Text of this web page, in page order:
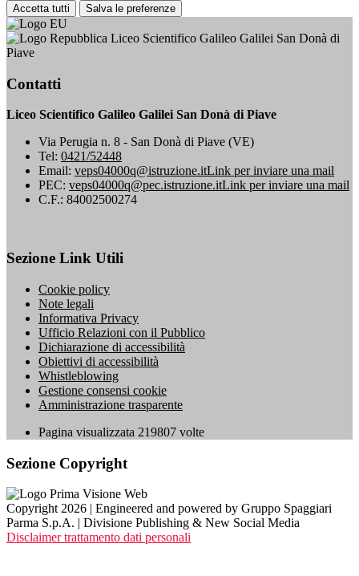
Accetta tutti Salva le preferenze
Liceo Scientifico Galileo Galilei San Donà di
Piave
Contatti
Liceo Scientifico Galileo Galilei San Donà di Piave
Via Perugia n. 8 - San Donà di Piave (VE)
Tel: 0421/52448
Email: veps04000q@istruzione.itLink per inviare una mail
PEC: veps04000q@pec.istruzione.itLink per inviare una mail
C.F.: 84002500274
Sezione Link Utili
Cookie policy
Note legali
Informativa Privacy
Ufficio Relazioni con il Pubblico
Dichiarazione di accessibilità
Obiettivi di accessibilità
Whistleblowing
Gestione consensi cookie
Amministrazione trasparente
Pagina visualizzata 219807 volte
Sezione Copyright
Copyright 2026 | Engineered and powered by Gruppo Spaggiari
Parma S.p.A. | Divisione Publishing & New Social Media
Disclaimer trattamento dati personali